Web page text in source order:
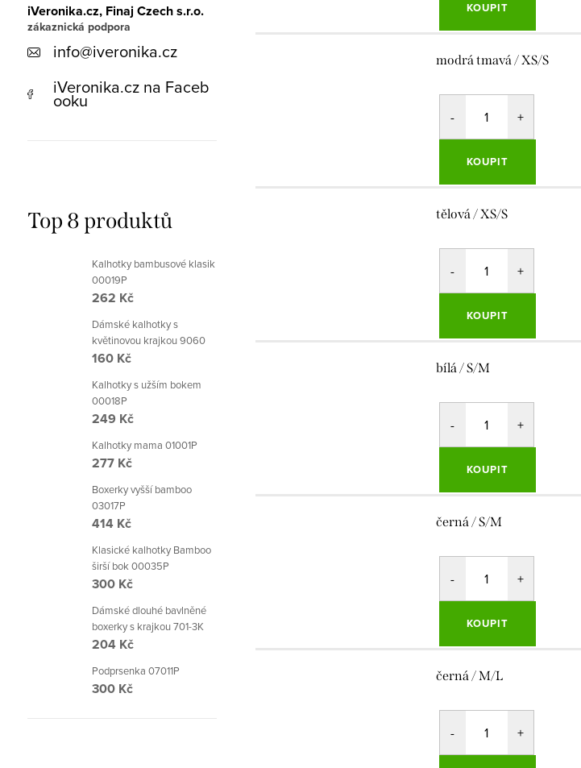
iVeronika.cz, Finaj Czech s.r.o.
info@iveronika.cz
iVeronika.cz na Faceb
ooku
Top 8 produktů
Kalhotky bambusové klasik
00019P
262 Kč
Dámské kalhotky s
květinovou krajkou 9060
160 Kč
Kalhotky s užším bokem
00018P
249 Kč
Kalhotky mama 01001P
277 Kč
Boxerky vyšší bamboo
03017P
414 Kč
Klasické kalhotky Bamboo
širší bok 00035P
300 Kč
Dámské dlouhé bavlněné
boxerky s krajkou 701-3K
204 Kč
Podprsenka 07011P
300 Kč
KOUPIT
modrá tmavá / XS/S
KOUPIT
tělová / XS/S
KOUPIT
bílá / S/M
KOUPIT
černá / S/M
KOUPIT
černá / M/L